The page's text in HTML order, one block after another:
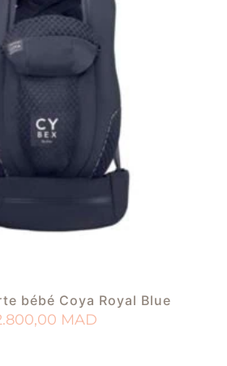
bébé Coya Royal Blue
MAD